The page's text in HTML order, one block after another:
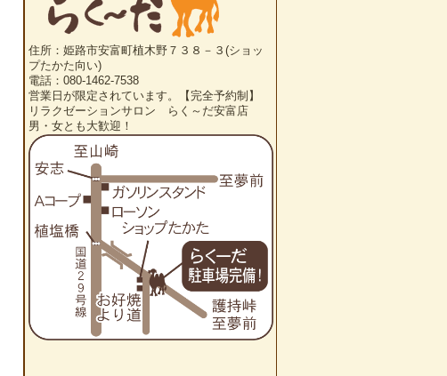
住所：姫路市安富町植木野７３８－３(ショッ
プたかた向い)
電話：080-1462-7538
営業日が限定されています。【完全予約制】
リラクゼーションサロン らく～だ安富店
男・女とも大歓迎！